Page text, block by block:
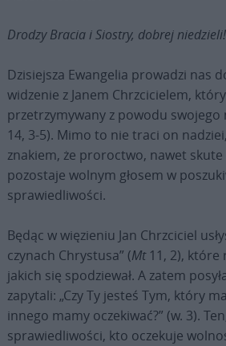
Drodzy Bracia i Siostry, dobrej niedzieli!
Dzisiejsza Ewangelia prowadzi nas
widzenie z Janem Chrzcicielem,
przetrzymywany z powodu swojego
14, 3-5). Mimo to nie traci on
znakiem, że proroctwo, nawet skute
pozostaje wolnym głosem w
sprawiedliwości.
Będąc w więzieniu Jan Chrzciciel
czynach Chrystusa” (Mt11, 2), które
jakich się spodziewał. A zatem
zapytali: „Czy Ty jesteś Tym, który
innego mamy oczekiwać?” (w. 3).
sprawiedliwości, kto oczekuje